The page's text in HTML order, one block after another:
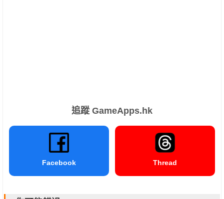
追蹤 GameApps.hk
Facebook Thread